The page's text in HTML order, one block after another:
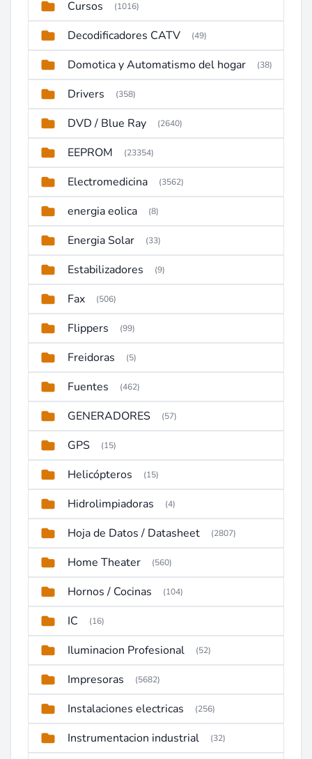
Cursos (1016)
Decodificadores CATV (49)
Domotica y Automatismo del hogar (38)
Drivers (358)
DVD / Blue Ray (2640)
EEPROM (23354)
Electromedicina (3562)
energia eolica (8)
Energia Solar (33)
Estabilizadores (9)
Fax (506)
Flippers (99)
Freidoras (5)
Fuentes (462)
GENERADORES (57)
GPS (15)
Helicópteros (15)
Hidrolimpiadoras (4)
Hoja de Datos / Datasheet (2807)
Home Theater (560)
Hornos / Cocinas (104)
IC (16)
Iluminacion Profesional (52)
Impresoras (5682)
Instalaciones electricas (256)
Instrumentacion industrial (32)